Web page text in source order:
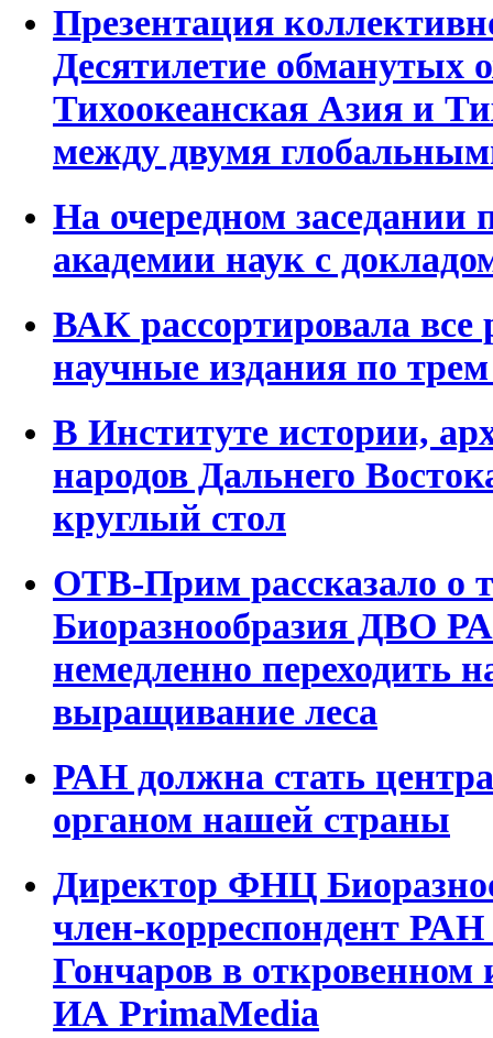
Презентация
Десятилетие обманутых
Тихоокеанская Азия и
между двумя
На очередном заседании
академии наук с
ВАК рассортировала все
научные издания по
В Институте истории,
народов Дальнего
круглый стол
ОТВ-Прим рассказало о
Биоразнообразия ДВО
немедленно переходить
выращивание леса
РАН должна стать
органом нашей страны
Директор ФНЦ
член-корреспондент
Гончаров в
ИА PrimaMedia